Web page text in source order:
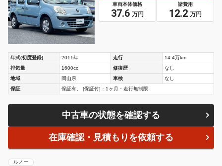
車両本体価格
37.6 万円
諸費用
12.2 万円
年式(初度登録) 2011年 走行
14.4万km
排気量
1600cc 修復歴
なし
地域
岡山県 車検
なし
保証
保証有。 [保証付]：1ヶ月・走行無制限
中古車の状態を確認する
在庫確認・見積もりを依頼する
ルノー